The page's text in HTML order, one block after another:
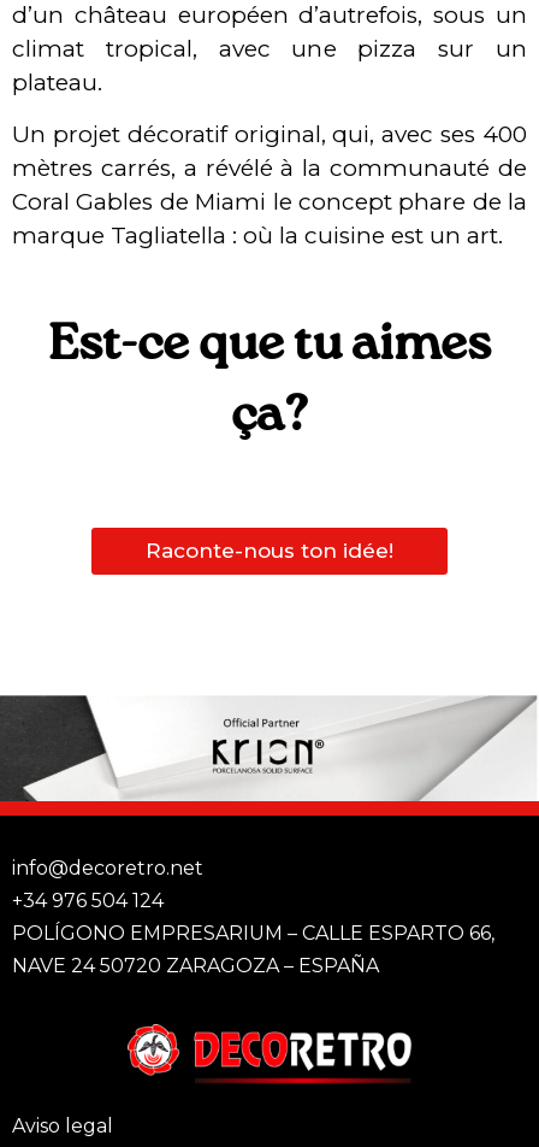
d’un château européen d’autrefois, sous un
climat tropical, avec une pizza sur un
plateau.
Un projet décoratif original, qui, avec ses 400
mètres carrés, a révélé à la communauté de
Coral Gables de Miami le concept phare de la
marque Tagliatella : où la cuisine est un art.
Est-ce que tu aimes
ça?
Raconte-nous ton idée!
info@decoretro.net
+34 976 504 124
POLÍGONO EMPRESARIUM – CALLE ESPARTO 66,
NAVE 24 50720 ZARAGOZA – ESPAÑA
Aviso legal